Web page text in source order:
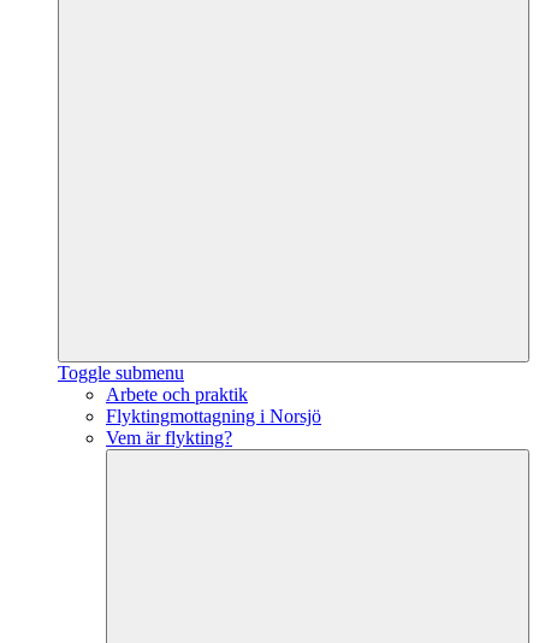
Toggle submenu
Arbete och praktik
Flyktingmottagning i Norsjö
Vem är flykting?